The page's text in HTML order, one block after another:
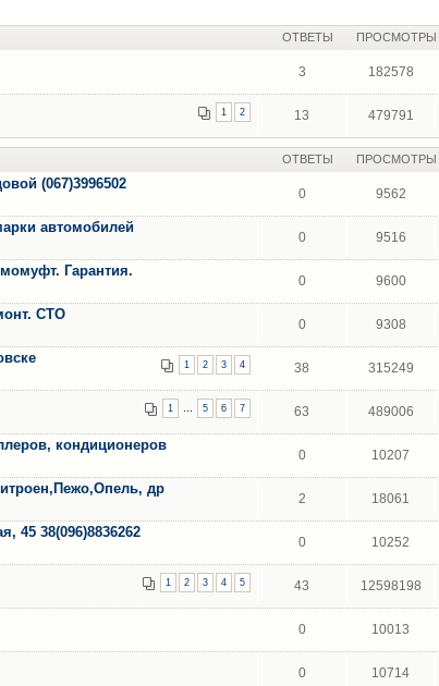
ОТВЕТЫ ПРОСМОТРЫ
3 182578
1 2 13 479791
ОТВЕТЫ ПРОСМОТРЫ
(067)3996502
0 9562
автомобилей
0 9516
Гарантия.
0 9600
СТО
0 9308
1 2 3 4 38 315249
1 5 6 7 63 489006
кондиционеров
0 10207
др
2 18061
45 38(096)8836262
0 10252
1 2 3 4 5 43 12598198
0 10013
0 10714